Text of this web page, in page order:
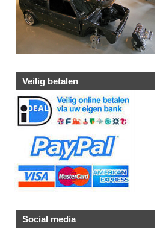
Veilig betalen
Social media